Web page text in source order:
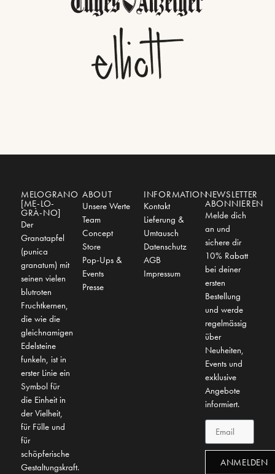
MELOGRANO
[ME-LO-
GRÀ-NO]
Der
Granatapfel
(punica
granatum) mit
seinen vielen
blutroten
Fruchtkernen,
die wie die
gleichnamigen
Edelsteine
funkeln, ist in
erster Linie ein
Symbol für
die Einheit in
der Vielheit,
für Fülle und
für
schöpferische
Gestaltungskraft.
ABOUT
Unsere Werte
Team
Concept
Store
Pop-Ups &
Events
Presse
INFORMATION
Kontakt
Lieferung &
Umtausch
Datenschutz
AGB
Impressum
NEWSLETTER
ABONNIEREN
Melde dich
an und
sichere dir
10% Rabatt
bei deiner
ersten
Bestellung
und werde
regelmässig
über
Neuheiten,
Events und
exklusive
Angebote
informiert.
ANMELDEN